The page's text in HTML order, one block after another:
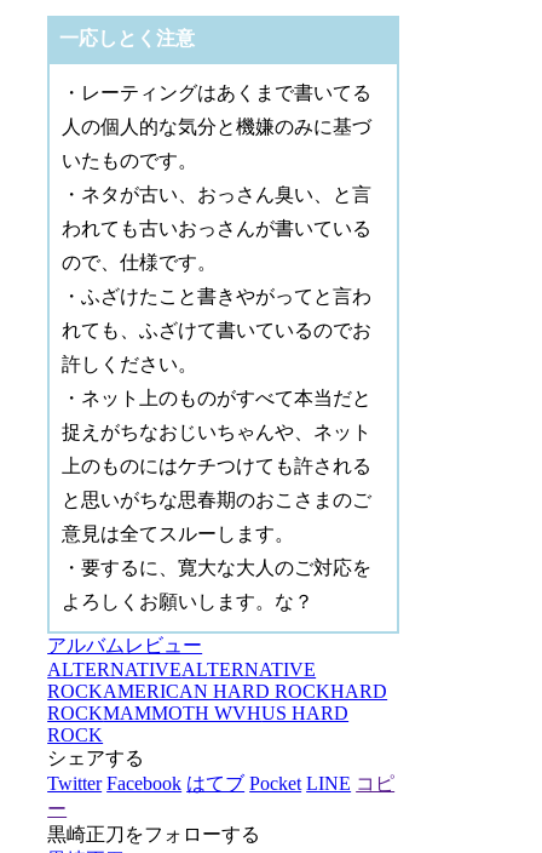
一応しとく注意
・レーティングはあくまで書いてる
人の個人的な気分と機嫌のみに基づ
いたものです。
・ネタが古い、おっさん臭い、と言
われても古いおっさんが書いている
ので、仕様です。
・ふざけたこと書きやがってと言わ
れても、ふざけて書いているのでお
許しください。
・ネット上のものがすべて本当だと
捉えがちなおじいちゃんや、ネット
上のものにはケチつけても許される
と思いがちな思春期のおこさまのご
意見は全てスルーします。
・要するに、寛大な大人のご対応を
よろしくお願いします。な？
アルバムレビュー
ALTERNATIVEALTERNATIVE
ROCKAMERICAN HARD ROCKHARD
ROCKMAMMOTH WVHUS HARD
ROCK
シェアする
Twitter Facebook はてブ Pocket LINE コピ
ー
黒崎正刀をフォローする